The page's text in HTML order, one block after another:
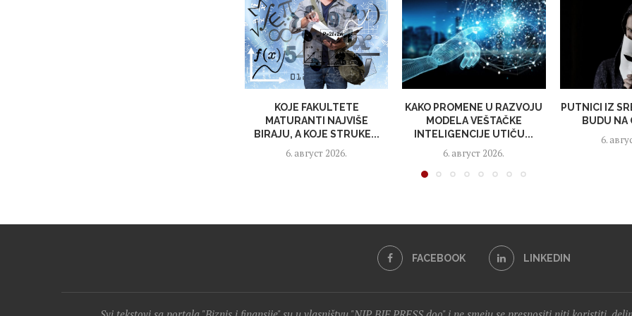
KOJE FAKULTETE
MATURANTI NAJVIŠE
BIRAJU, A KOJE STRUKE...
6. август 2026.
KAKO PROMENE U RAZVOJU
MODELA VEŠTAČKE
INTELIGENCIJE UTIČU...
6. август 2026.
PUTNICI IZ
BUDU NA
6.
FACEBOOK LINKEDIN